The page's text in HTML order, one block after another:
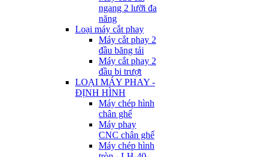
ngang 2 lưỡi đa
năng
Loại máy cắt phay
Máy cắt phay 2
đầu băng tải
Máy cắt phay 2
đầu bi trượt
LOẠI MÁY PHAY -
ĐỊNH HÌNH
Máy chép hình
chân ghế
Máy phay
CNC chân ghế
Máy chép hình